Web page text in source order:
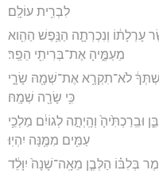
לִבְרִ֥ית עוֹלָֽם׃
עָרְלָת֔וֹ וְנִכְרְתָ֛ה הַנֶּ֥פֶשׁ הַהִ֖וא
מֵעַמֶּ֑יהָ אֶת־בְּרִיתִ֖י הֵפַֽר׃
לֹא־תִקְרָ֥א אֶת־שְׁמָ֖הּ שָׂרָ֑י
כִּ֥י שָׂרָ֖ה שְׁמָֽהּ׃
וּבֵֽרַכְתִּ֙יהָ֙ וְהָֽיְתָ֣ה לְגוֹיִ֔ם מַלְכֵ֥י
עַמִּ֖ים מִמֶּ֥נָּה יִהְיֽוּ׃
בְּלִבּ֗וֹ הַלְּבֶ֤ן מֵאָֽה־שָׁנָה֙ יִוָּלֵ֔ד